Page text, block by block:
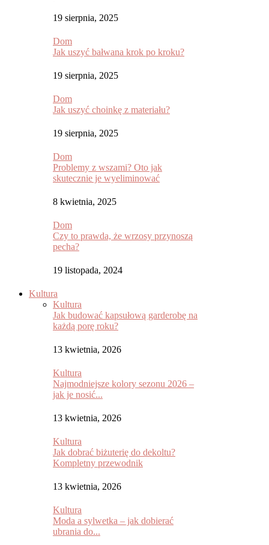
19 sierpnia, 2025
Dom
Jak uszyć bałwana krok po kroku?
19 sierpnia, 2025
Dom
Jak uszyć choinkę z materiału?
19 sierpnia, 2025
Dom
Problemy z wszami? Oto jak
skutecznie je wyeliminować
8 kwietnia, 2025
Dom
Czy to prawda, że wrzosy przynoszą
pecha?
19 listopada, 2024
Kultura
Kultura
Jak budować kapsułową garderobę na
każdą porę roku?
13 kwietnia, 2026
Kultura
Najmodniejsze kolory sezonu 2026 –
jak je nosić...
13 kwietnia, 2026
Kultura
Jak dobrać biżuterię do dekoltu?
Kompletny przewodnik
13 kwietnia, 2026
Kultura
Moda a sylwetka – jak dobierać
ubrania do...